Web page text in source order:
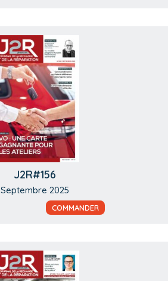
J2R#156
Septembre 2025
COMMANDER